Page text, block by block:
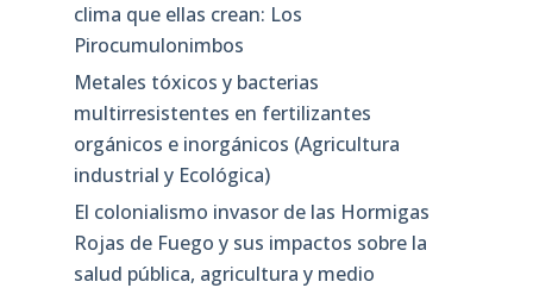
clima que ellas crean: Los
Pirocumulonimbos
Metales tóxicos y bacterias
multirresistentes en fertilizantes
orgánicos e inorgánicos (Agricultura
industrial y Ecológica)
El colonialismo invasor de las Hormigas
Rojas de Fuego y sus impactos sobre la
salud pública, agricultura y medio